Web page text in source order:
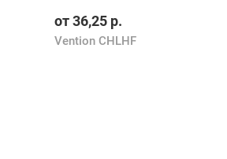
от36,25 р.
Vention CHLHF